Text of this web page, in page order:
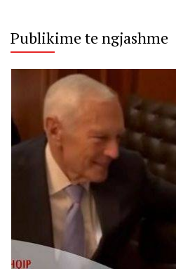
Publikime te ngjashme